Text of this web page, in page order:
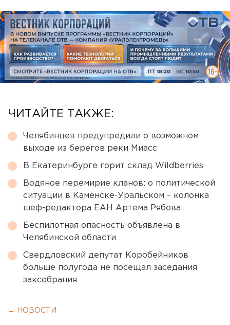
ЧИТАЙТЕ ТАКЖЕ:
Челябинцев предупредили о возможном
выходе из берегов реки Миасс
В Екатеринбурге горит склад Wildberries
Водяное перемирие кланов: о политической
ситуации в Каменске-Уральском – колонка
шеф-редактора ЕАН Артема Рябова
Беспилотная опасность объявлена в
Челябинской области
Свердловский депутат Коробейников
больше полугода не посещал заседания
заксобрания
← НОВОСТИ